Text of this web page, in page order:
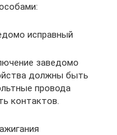
исправный
заведомо
должны быть
провода
контактов.